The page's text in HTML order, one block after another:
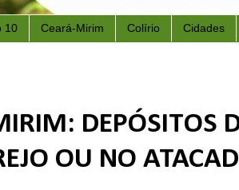
10 Ceará-Mirim Colírio Cidades
DEPÓSITOS
OU NO